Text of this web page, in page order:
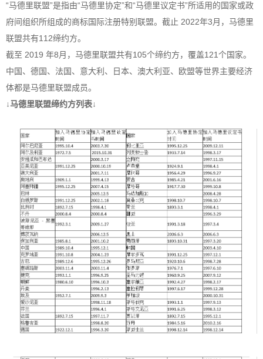
“马德里联盟”是指由“马德里协定”和“马德里议定书”所适用的国家或政
府间组织所组成的商标国际注册特别联盟。截止 2022年3月，马德里
联盟共有112缔约方。
截至 2019 年8月，马德里联盟共有105个缔约方，覆盖121个国家。
中国、德国、法国、意大利、日本、澳大利亚、欧盟等世界主要经济
体都是马德里联盟成员。
↓马德里联盟缔约方列表↓